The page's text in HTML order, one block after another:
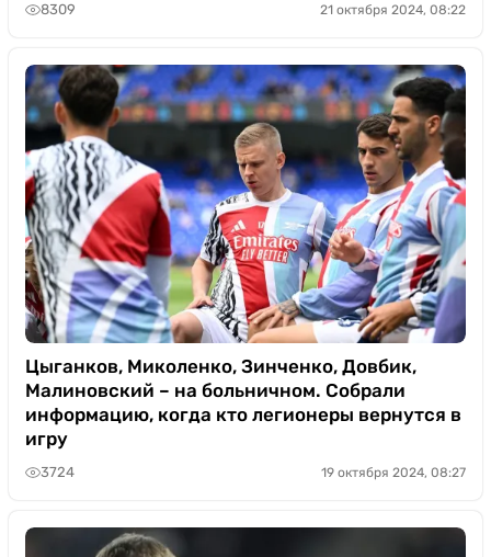
8309 21 октября 2024, 08:22
Цыганков, Миколенко, Зинченко, Довбик,
Малиновский – на больничном. Собрали
информацию, когда кто легионеры вернутся в
игру
3724 19 октября 2024, 08:27